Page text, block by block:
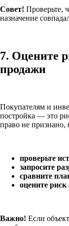
Совет! Проверьте,
назначение
7. Оцените
продажи
Покупателям и
постройка — это
право не признано,
проверьте
запросите
сравните
оцените риск
Важно! Если